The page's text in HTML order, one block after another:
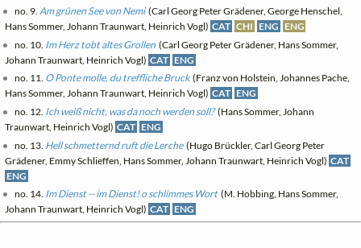
no. 9. Am grünen See von Nemi(Carl Georg Peter Grädener, George Henschel,
Hans Sommer, Johann Traunwart, Heinrich Vogl) CAT CHI ENG ENG
no. 10. Im Herz tobt altes Grollen (Carl Georg Peter Grädener, Hans Sommer,
Johann Traunwart, Heinrich Vogl) CAT ENG
no. 11. O Ponte molle, du treffliche Bruck(Franz von Holstein, Johannes Pache,
Hans Sommer, Johann Traunwart, Heinrich Vogl) CAT ENG
no. 12. Ich weiß nicht, was da noch werden soll?(Hans Sommer, Johann
Traunwart, Heinrich Vogl) CAT ENG
no. 13. Hell schmetternd ruft die Lerche(Hugo Brückler, Carl Georg Peter
Grädener, Emmy Schlieffen, Hans Sommer, Johann Traunwart, Heinrich Vogl) CAT
ENG
no. 14. Im Dienst -- im Dienst! o schlimmes Wort(M. Hobbing, Hans Sommer,
Johann Traunwart, Heinrich Vogl) CAT ENG